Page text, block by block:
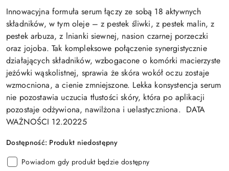
Innowacyjna formuła serum łączy ze sobą 18 aktywnych
składników, w tym oleje – z pestek śliwki, z pestek malin, z
pestek arbuza, z lnianki siewnej, nasion czarnej porzeczki
oraz jojoba. Tak kompleksowe połączenie synergistycznie
działających składników, wzbogacone o komórki macierzyste
jeżówki wąskolistnej, sprawia że skóra wokół oczu zostaje
wzmocniona, a cienie zmniejszone. Lekka konsystencja serum
nie pozostawia uczucia tłustości skóry, która po aplikacji
pozostaje odżywiona, nawilżona i uelastyczniona. DATA
WAŻNOŚCI 12.20225
Dostępność: Produkt niedostępny
Powiadom gdy produkt będzie dostępny